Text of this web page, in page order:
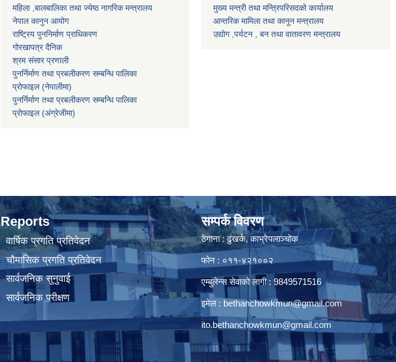
महिला ,बालबालिका तथा ज्येष्ठ नागरिक मन्त्रालय
नेपाल कानुन आयोग
राष्ट्रिय पुननिर्माण प्राधिकरण
गोरखापत्र दैनिक
श्रम संसार प्रणाली
पुनर्निर्माण तथा प्रबलीकरण सम्बन्धि पालिका
प्राेफाइल (नेपालीमा)
पुनर्निर्माण तथा प्रबलीकरण सम्बन्धि पालिका
प्राेफाइल(अंग्रेजीमा)
मुख्य मन्त्री तथा मन्त्रिपरिसदको कार्यालय
आन्तरिक मामिला तथा कानून मन्त्रालय
उद्योग ,पर्यटन , बन तथा वातावरण मन्त्रालय
Reports
वार्षिक प्रगति प्रतिवेदन
चौमासिक प्रगति प्रतिवेदन
सार्वजनिक सुनुवाई
सार्वजनिक परीक्षण
सम्पर्क विवरण
ठेगाना : ढुंखर्क, काभ्रेपलाञ्चोक
फोन : ०११-४२१००२
एम्बुलेन्स सेवाको लागी : 9849571516
इमेल : bethanchowkmun@gmail.com
ito.bethanchowkmun@gmail.com